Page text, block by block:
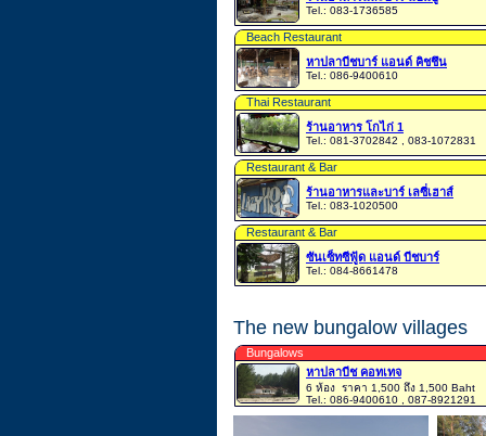
Tel.: 083-1736585
Beach Restaurant
หาปลาบีชบาร์ แอนด์ คิชชึน
Tel.: 086-9400610
Thai Restaurant
ร้านอาหาร โกไก่ 1
Tel.: 081-3702842 , 083-1072831
Restaurant & Bar
ร้านอาหารและบาร์ เลซี่เฮาส์
Tel.: 083-1020500
Restaurant & Bar
ซันเซ็ทซีฟู้ด แอนด์ บีชบาร์
Tel.: 084-8661478
The new bungalow villages
Bungalows
หาปลาบีช คอทเทจ
6 ห้อง ราคา 1,500 ถึง 1,500 Baht
Tel.: 086-9400610 , 087-8921291